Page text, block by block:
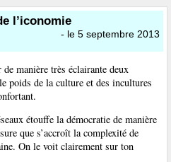
l’iconomie
- le 5 septembre 2013
manière très éclairante deux
poids de la culture et des incultures
étouffe la démocratie de manière
que s’accroît la complexité de
On le voit clairement sur ton